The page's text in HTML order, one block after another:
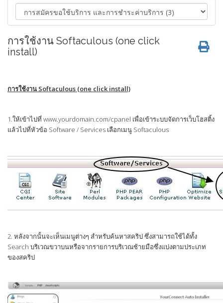
การใช้งาน Softaculous (one click
install)
การใช้งาน Softaculous (one click install)
1.ให้เข้าไปที่ www.yourdomain.com/cpanel เพื่อเข้าระบบจัดการเว็บโฮสติ้ง
แล้วไปที่หัวข้อ Software / Services เลือกเมนู Softaculous
2. หลังจากนั้นจะเห็นเมนูต่างๆ สำหรับค้นหาสคริป ซึ่งสามารถใช้ได้ทั้ง
Search บริเวณขวาบนหรือจากรายการบริเวณซ้ายมือซึ่งแบ่งตามประเภท
ของสคริป